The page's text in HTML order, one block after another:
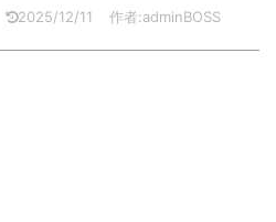
2025/12/11 作者:adminBOSS